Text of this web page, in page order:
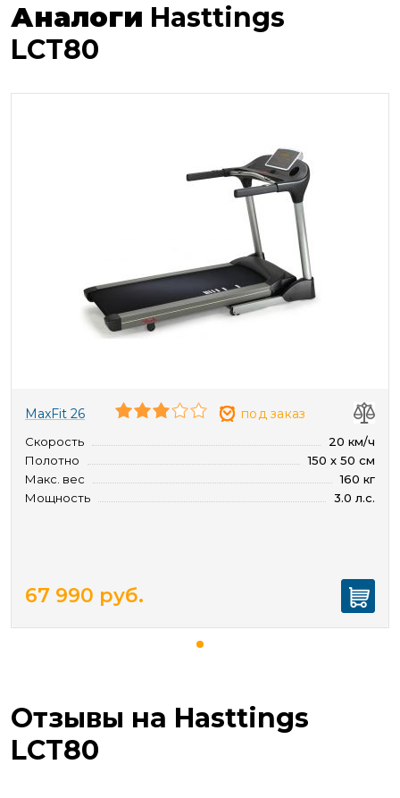
Аналоги Hasttings
LCT80
MaxFit 26 под заказ
Скорость
20 км/ч
Полотно
150 х 50 см
Макс. вес
160 кг
Мощность
3.0 л.с.
67 990 руб.
Отзывы на Hasttings
LCT80